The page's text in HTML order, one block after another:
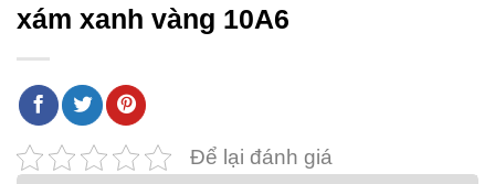
xám xanh vàng 10A6
Để lại đánh giá